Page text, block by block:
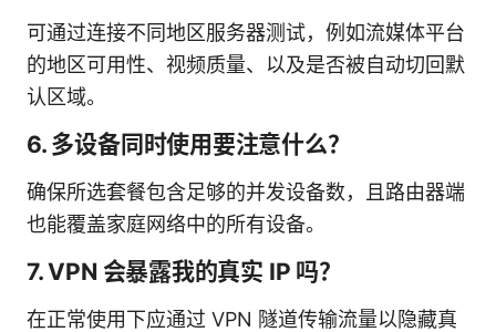
可通过连接不同地区服务器测试，例如流媒体平台
的地区可用性、视频质量、以及是否被自动切回默
认区域。
6. 多设备同时使用要注意什么？
确保所选套餐包含足够的并发设备数，且路由器端
也能覆盖家庭网络中的所有设备。
7. VPN 会暴露我的真实 IP 吗？
在正常使用下应通过 VPN 隧道传输流量以隐藏真